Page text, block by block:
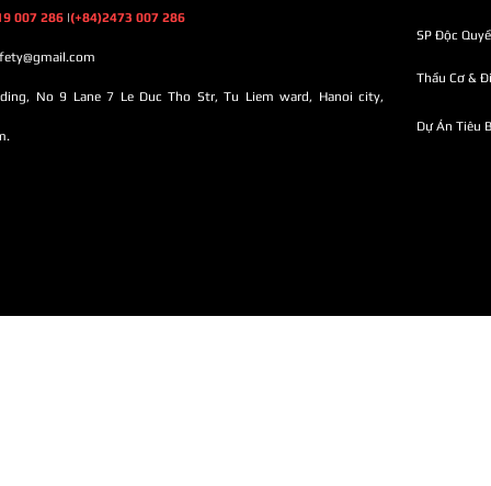
007 286 |(+84)2473 007 286
No 9 Lane 7 Le Duc Tho Str, Tu Liem ward, Hanoi city,
SP Độc
Thầu Cơ &
Dự Án Tiêu